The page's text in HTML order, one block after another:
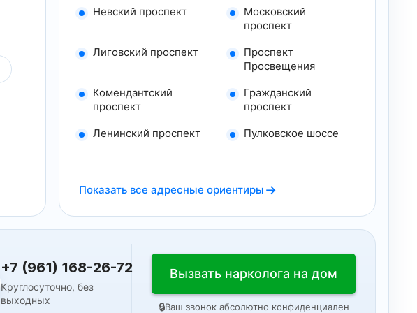
Невский проспект
Московский
проспект
Лиговский проспект
Проспект
Просвещения
Комендантский
проспект
Гражданский
проспект
Ленинский проспект
Пулковское шоссе
Показать все адресные ориентиры →
+7 (961) 168-26-72
Круглосуточно, без
выходных
Вызвать нарколога на дом
🔒Ваш звонок абсолютно конфиденциален